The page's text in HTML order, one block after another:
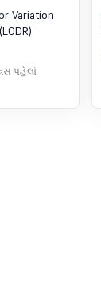
ના રોજ
માટે
Variation
પહેલાં